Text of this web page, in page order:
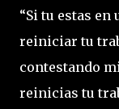
“Si tu estas en
reiniciar tu
contestando
reinicias tu